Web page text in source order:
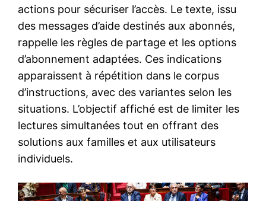
actions pour sécuriser l’accès. Le texte, issu
des messages d’aide destinés aux abonnés,
rappelle les règles de partage et les options
d’abonnement adaptées. Ces indications
apparaissent à répétition dans le corpus
d’instructions, avec des variantes selon les
situations. L’objectif affiché est de limiter les
lectures simultanées tout en offrant des
solutions aux familles et aux utilisateurs
individuels.